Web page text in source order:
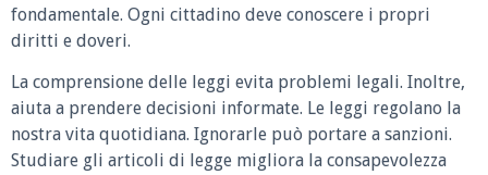
fondamentale. Ogni cittadino deve conoscere i propri
diritti e doveri.
La comprensione delle leggi evita problemi legali. Inoltre,
aiuta a prendere decisioni informate. Le leggi regolano la
nostra vita quotidiana. Ignorarle può portare a sanzioni.
Studiare gli articoli di legge migliora la consapevolezza